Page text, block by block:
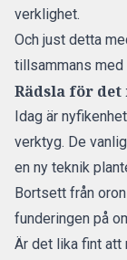
verklighet.
Och just detta
tillsammans
Rädsla för det
Idag är
verktyg. De
en ny teknik
Bortsett från
funderingen på
Är det lika fint att